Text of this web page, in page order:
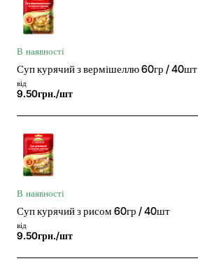
В наявності
Суп курячий з вермішеллю 60гр / 40шт
від
9.50грн./шт
В наявності
Суп курячий з рисом 60гр / 40шт
від
9.50грн./шт